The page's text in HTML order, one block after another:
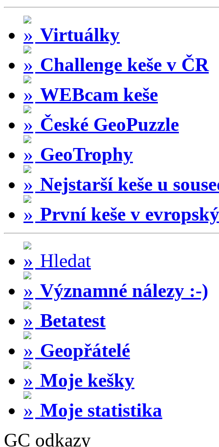
Virtuálky
Challenge keše v ČR
WEBcam keše
České GeoPuzzle
GeoTrophy
Nejstarší keše u
První keše v
Hledat
Významné nálezy :-)
Betatest
Geopřátelé
Moje kešky
Moje statistika
GC odkazy